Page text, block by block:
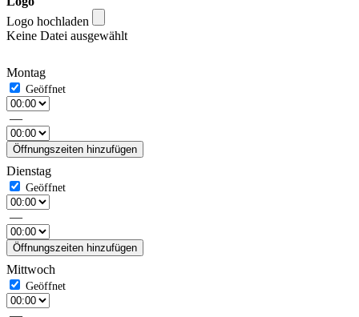
Logo hochladen
Keine Datei ausgewählt
Montag
—
Öffnungszeiten hinzufügen
Dienstag
—
Öffnungszeiten hinzufügen
Mittwoch